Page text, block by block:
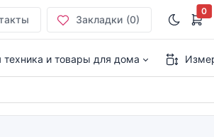
Закладки (0)
0
техника и товары для дома